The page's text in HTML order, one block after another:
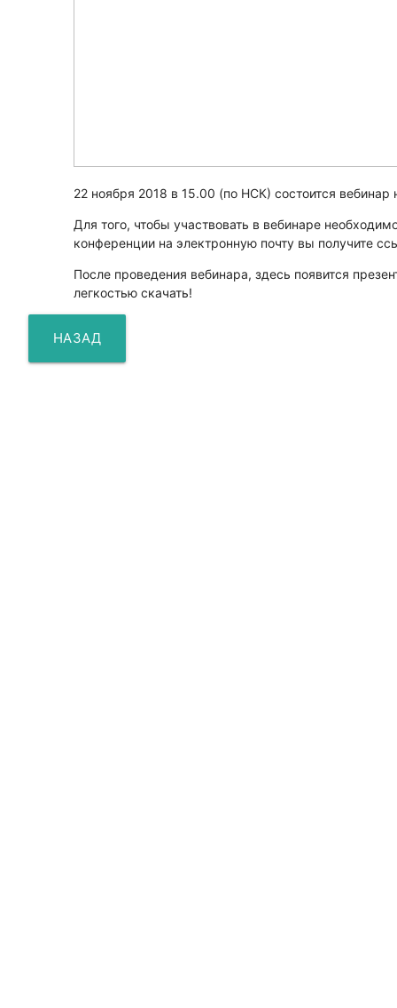
22 ноября 2018 в 15.00 (по НСК) состоится
Для того, чтобы участвовать в вебинаре
конференции на электронную почту вы получите
После проведения вебинара, здесь появится
легкостью скачать!
НАЗАД